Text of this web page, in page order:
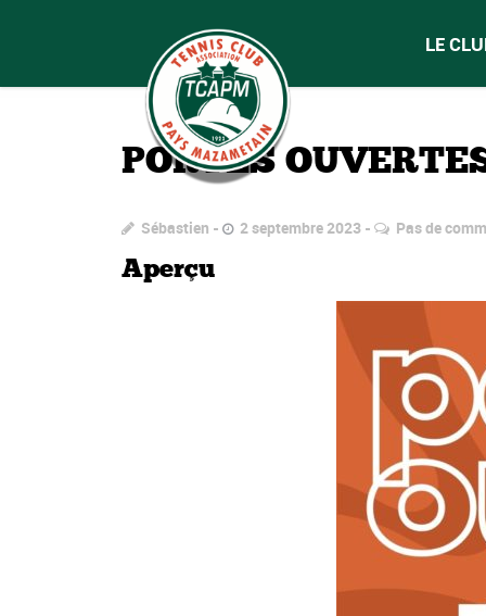
LE
PORTES
Sébastien 2 septembre 2023 Pas de
Aperçu